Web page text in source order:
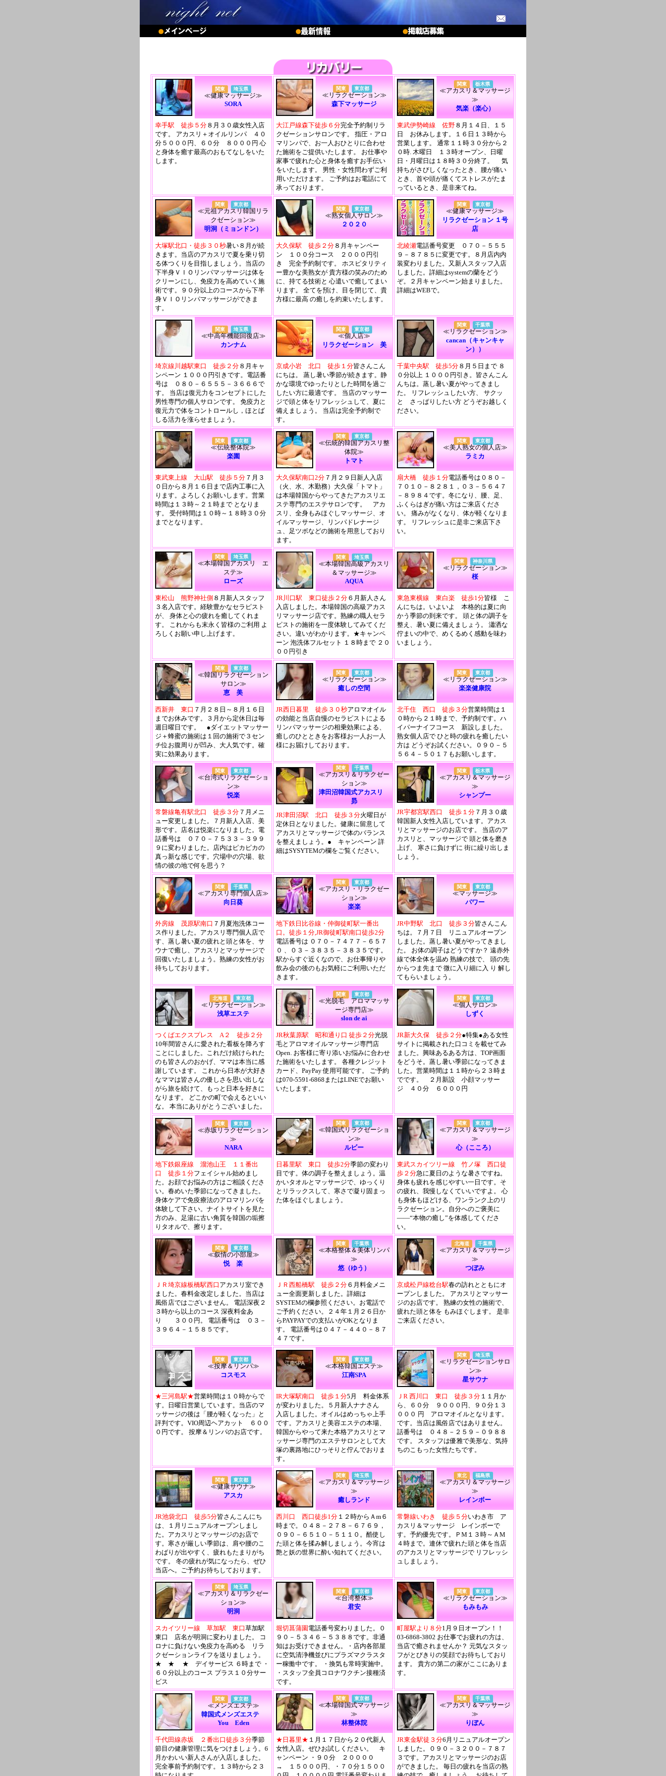
関東 埼玉県
≪健康マッサージ≫
SORA
幸手駅 徒歩５分 ８月３０歳女性入店
です。 アカスリ＋オイルリンパ ４０
分５０００円、６０分 ８０００円 心
と身体を癒す最高のおもてなしをいた
します。
関東 東京都
≪リラクゼーション≫
森下マッサージ
大江戸線森下徒歩６分完全予約制リラ
クゼーションサロンです。 指圧・アロ
マリンパで、お一人おひとりに合わせ
た施術をご提供いたします。 お仕事や
家事で疲れた心と身体を癒すお手伝い
をいたします。 男性・女性問わずご利
用いただけます。 ご予約はお電話にて
承っております。
関東 栃木県
≪アカスリ＆マッサージ
≫
気楽（楽心）
東武伊勢崎線 佐野 ８月１４日、１５
日 お休みします。１６日１３時から
営業します。 通常１１時３０分から２
０時. 木曜日 １３時オープン、日曜
日・月曜日は１８時３０分終了。 気
持ちがさびしくなったとき、腰が痛い
とき、首や頭が痛くてストレスがたま
っているとき、是非来てね。
関東 東京都
≪元祖アカスリ韓国リラ
クゼーション≫
明洞（ミョンドン）
大塚駅北口・徒歩３０秒暑い８月が続
きます。当店のアカスリで夏を乗り切
る体つくりを目指しましょう。当店の
下半身ＶＩＯリンパマッサージは体を
クリーンにし、免疫力を高めていく施
術です。９０分以上のコースから下半
身ＶＩＯリンパマッサージができま
す。
関東 東京都
≪熟女個人サロン≫
２０２０
大久保駅 徒歩２分 ８月キャンペー
ン １００分コース ２０００円引
き 完全予約制です。 ホスピタリティ
ー豊かな美熟女が 貴方様の笑みのため
に、持てる技術と 心遣いで癒してまい
ります。 全てを預け、目を閉じて、貴
方様に最高 の癒しを約束いたします。
関東 東京都
≪健康マッサージ≫
リラクゼーション １号
店
北綾瀬電話番号変更 ０７０－５５５
９－８７８５に変更です。８月店内内
装変わりました。又新人スタッフ入店
しました。詳細はsystemの蘭をどう
ぞ。２月キャンペーン始まりました。
詳細はWEBで。
関東 埼玉県
≪中高年機能回復店≫
カンナム
埼京線川越駅東口 徒歩２分 ８月キャ
ンペーン １０００円引きです。電話番
号は ０８０－６５５５－３６６６で
す。 当店は復元力をコンセプトにした
男性専門の個人サロンです。 免疫力と
復元力で体をコントロールし，ほとば
しる活力を涨らせましょう。
関東 東京都
≪個人店≫
リラクゼーション 美
京成小岩 北口 徒歩１分皆さんこん
にちは。 蒸し暑い季節が続きます。静
かな環境でゆったりとした時間を過ご
したい方に最適です。 当店のマッサー
ジで頭と体をリフレッシュして、夏に
備えましょう。 当店は完全予約制で
す。
関東 千葉県
≪リラクゼーション≫
cancan（キャンキャ
ン））
千葉中央駅 徒歩5分 ８月５日まで ８
０分以上 １０００円引き。皆さんこん
んちは。蒸し暑い夏がやってきまし
た。 リフレッシュしたい方、 サクッ
と さっぱりしたい方 どうぞお越しく
ださい。
関東 東京都
≪伝統整体院≫
楽園
東武東上線 大山駅 徒歩５分 ７月３
０日から８月１６日まで店内工事に入
ります。よろしくお願いします。営業
時間は１３時～２１時まで となりま
す。 受付時間は１０時～１８時３０分
までとなります。
関東 東京都
≪伝統的韓国アカスリ整
体院≫
トマト
大久保駅南口2分 ７月２９日新人入店
（火、水、木勤務）大久保「トマト」
は本場韓国からやってきたアカスリエ
ステ専門のエステサロンです。 アカ
スリ、全身もみほぐしマッサージ、オ
イルマッサージ、リンパドレナージ
ュ、足ツボなどの施術を用意しており
ます。
関東 東京都
≪美人熟女の個人店≫
ラミカ
扇大橋 徒歩１分電話番号は０８０－
７０１０－８２８１，０３－５６４７
－８９８４です。冬になり、腰、足、
ふくらはぎが痛い方はご来店くださ
い。 痛みがなくなり、体が軽くなりま
す。 リフレッシュに是非ご来店下さ
い。
関東 埼玉県
≪本場韓国アカスリ エ
ステ≫
ローズ
東松山 熊野神社側 ８月新人スタッフ
３名入店です。経験豊かなセラピスト
が、 身体と心の疲れを癒してくれま
す。 これからも末永く皆様のご利用 よ
ろしくお願い申し上げます。
関東 埼玉県
≪本場韓国高級アカスリ
＆マッサージ≫
AQUA
JR川口駅 東口徒歩２分 ６月新人さん
入店しました。本場韓国の高級アカス
リマッサージ店です。熟練の職人セラ
ピストの施術を一度体験してみてくだ
さい。違いがわかります。★キャンペ
ーン 泡洗体フルセット １８時まで ２０
００円引き
関東 神奈川県
≪リラクゼーション≫
桜
東急東横線 東白楽 徒歩1分皆様 こ
んにちは。いよいよ 本格的は夏に向
かう季節の到来です。 頭と体の調子を
整え、暑い夏に備えましょう。 瀟洒な
佇まいの中で、めくるめく感動を味わ
いましょう。
関東 東京都
≪韓国リラクゼーション
サロン≫
恵 美
西新井 東口 ７月２８日～８月１６日
までお休みです。３月から定休日は毎
週日曜日です。 ●ダイエットマッサー
ジ＋蜂蜜の施術は１回の施術で３セン
チ位お腹周りが凹み、大人気です。確
実に効果あります。
関東 東京都
≪リラクゼーション≫
癒しの空間
JR西日暮里 徒歩３０秒アロマオイル
の効能と当店自慢のセラピストによる
リンパマッサージの相乗効果による、
癒しのひとときをお客様お一人お一人
様にお届けしております。
関東 東京都
≪リラクぜーション≫
楽楽健康院
北千住 西口 徒歩３分営業時間は１
０時から２１時まで、予約制です。ハ
イパーナイフコース 新設しました。
熟女個人店で ひと時の疲れを癒したい
方は どうぞお試ください。０９０－５
５６４－５０１７もお願いします。
関東 東京都
≪台湾式リラクゼーショ
ン≫
悦楽
常磐線亀有駅北口 徒歩３分 ７月メニ
ュー変更しました。７月新人入店、美
形です。店名は悦楽になりました。電
話番号は ０７０－７５３３－３９９
９に変わりました。店内はピカピカの
真っ新な感じです。穴場中の穴場、欲
情の彼の地で何を思う？
関東 千葉県
≪アカスリ＆リラクゼー
ション≫
津田沼韓国式アカスリ
昴
JR津田沼駅 北口 徒歩３分火曜日が
定休日となりました。健康に留意して
アカスリとマッサージで体のバランス
を整えましょう。● キャンペーン 詳
細はSYSYTEMの欄をご覧ください。
関東 栃木県
≪アカスリ＆マッサージ
≫
シャンプー
JR宇都宮駅西口 徒歩１分 ７月３０歳
韓国新人女性入店しています。アカス
リとマッサージのお店です。 当店のア
カスリと、マッサージで 頭と体を磨き
上げ、 寒さに負けずに 街に繰り出しま
しょう。
関東 千葉県
≪アカスリ専門個人店≫
向日葵
外房線 茂原駅南口 ７月夏泡洗体コー
ス作りました。アカスリ専門個人店で
す、蒸し暑い夏の疲れと頭と体を、サ
ウナで癒し、アカスリとマッサージで
回復いたしましょう。熟練の女性がお
待ちしております。
関東 東京都
≪アカスリ・リラクゼー
ション≫
楽楽
地下鉄日比谷線・仲御徒町駅一番出
口。徒歩１分,JR御徒町駅南口徒歩2分
電話番号は ０７０－７４７７－６５７
０ 、０３－３８３５－３８３５です。
駅からすぐ近くなので、お仕事帰りや
飲み会の後のもお気軽にご利用いただ
きます。
関東 東京都
≪マッサージ≫
パワー
JR中野駅 北口 徒歩３分皆さんこん
ちは。７月７日 リニュアルオープン
しました。蒸し暑い夏がやってきまし
た。 お体の調子はどうですか？ 遠赤外
線で体全体を温め 熟練の技で、 頭の先
からつま先まで 微に入り細に入 り 解し
てもらいましょう。
北海道 東京都
≪リラクゼーション≫
浅草エステ
つくばエクスプレス A２ 徒歩２分
10年間皆さんに愛された看板を降ろす
ことにしました。これだけ続けられた
のも皆さんのおかげ、ママは本当に感
謝しています。 これから日本が大好き
なママは皆さんの優しさを思い出しな
がら旅を続けて、もっと日本を好きに
なります。 どこかの町で会えるといい
な。 本当にありがとうございました。
関東 東京都
≪光脱毛 アロママッサ
ージ専門店≫
slon de ai
JR秋葉原駅 昭和通り口 徒歩２分光脱
毛とアロマオイルマッサージ専門店
Open. お客様に寄り添いお悩みに合わせ
た施術をいたします。 各種クレジット
カード、PayPay 使用可能です。 ご予約
は070-5591-6868またはLINEでお願い
いたします。
関東 東京都
≪個人サロン≫
しずく
JR新大久保 徒歩２分●特集●ある女性
サイトに掲載された口コミを載せてみ
ました。興味あるある方は、TOP画面
をどうそ。蒸し暑い季節になってきま
した。営業時間は１１時から２３時ま
でです。 ２月新設 小顔マッサー
ジ ４０分 ６０００円
関東 東京都
≪赤坂リラクゼーション
≫
NARA
地下鉄銀座線 溜池山王 １１番出
口 徒歩１分フェイシャル始めまし
た。お顔でお悩みの方はご相談くださ
い。春めいた季節になってきました。
身体ケアで免疫療法のアロマリンパを
体験して下さい。ナイトサイトを見た
方のみ、足湯に古い角質を韓国の垢擦
りタオルで、擦ります。
関東 東京都
≪韓国式リラクゼーショ
ン≫
ルビー
日暮里駅 東口 徒歩2分季節の変わり
目です。体の調子を整えましょう。温
かいタオルとマッサージで、ゆっくり
とリラックスして、寒さで凝り固まっ
た体をほぐしましょう。
関東 東京都
≪アカスリ＆マッサージ
≫
心（こころ）
東武スカイツリー線 竹ノ塚 西口徒
歩２分急に夏日のような暑さですね。
身体も疲れを感じやすい一日です。そ
の疲れ、我慢しなくていいですよ。 心
も身体もほどける、ワンランク上のリ
ラクゼーション。自分へのご褒美に
――“本物の癒し”を体感してくださ
い。
関東 東京都
≪叙情の小部屋≫
悦 楽
ＪＲ埼京線板橋駅西口 アカスリ室でき
ました。春料金改定しました。当店は
風俗店ではございません。 電話深夜２
３時から以上のコース 深夜料金あ
り ３００円。 電話番号は ０３－
３９６４－１５８５です。
関東 千葉県
≪本格整体＆美体リンパ
≫
悠（ゆう）
ＪＲ西船橋駅 徒歩２分 ６月料金メニ
ュー全面更新しました。詳細は
SYSTEMの欄参照ください。お電話で
ご予約ください。２４年１月２６日か
らPAYPAYでの支払いがOKとなりま
す。 電話番号は０４７－４４０－８７
４７です。
北海道 千葉県
≪アカスリ＆マッサージ
≫
つぼみ
京成松戸線稔台駅春の訪れとともにオ
ープンしました。 アカスリとマッサー
ジのお店です。 熟練の女性の施術で、
疲れた頭と体を もみほぐします。 是非
ご来店ください。
関東 東京都
≪按摩＆リンパ≫
コスモス
★三河島駅★営業時間は１０時からで
す。日曜日営業しています。当店のマ
ッサージの後は「腰が軽くなった」と
評判です。VIO周辺ヘアカット ６００
０円です。 按摩＆リンパのお店です。
関東 東京都
≪本格韓国エステ≫
江南SPA
IR大塚駅南口 徒歩１分5月 料金体系
が変わりました。５月新人ナナさん
入店しました。オイルはめっちゃ上手
です。アカスリと美容エステの本場、
韓国からやって来た本格アカスリとマ
ッサージ専門のエステサロンとして大
塚の裏路地にひっそりと佇んでおりま
す。
関東 埼玉県
≪リラクゼーションサロ
ン≫
星サウナ
ＪR 西川口 東口 徒歩３分 １１月か
ら、６０分 ９０００円、９０分１３
０００ 円 アロマオイルとなります。
です。当店は風俗店ではありません。
話番号は ０４８－２５９－０９８８
です。 スタッフは優雅で美形な、気持
ちのこもった女性たちです。
関東 東京都
≪健康サウナ≫
アスカ
JR池袋北口 徒歩5分皆さんこんにち
は、１月リニュアルオープンしまし
た。アカスリとマッサージのお店で
す。寒さが厳しい季節は、肩や腰のこ
わばりが出やすく、疲れもたまりがち
です。 冬の疲れが気になったら、ぜひ
当店へ。ご予約お待ちしております。
関東 埼玉県
≪アカスリ＆マッサージ
≫
癒しランド
西川口 西口徒歩1分 １２時からＡm６
時まで。０４８－２７８－６７６９，
０９０－６５１０－５１１０。酷使し
た頭と体を揉み解しましょう。今宵は
艶と妖の世界に酔い知れてください。
東北 福島県
≪アカスリ＆マッサージ
≫
レインボー
常磐線いわき 徒歩５分いわき市 ア
カスリ＆マッサージ レインボーで
す。予約優先です。ＰM１３時～ＡM
４時まで。連休で疲れた頭と体を当店
のアカスリとマッサージで リフレッシ
ュしましょう。
関東 埼玉県
≪アカスリ＆リラクゼー
ション≫
明洞
スカイツリー線 草加駅 東口草加駅
東口 店名が明洞に変わりました。 コ
ロナに負けない免疫力を高める リラ
クゼーションライフを送りましょう。
★ ★ ★ デイサービス ６時まで ・
６０分以上のコース プラス１０分サー
ビス
関東 東京都
≪台湾整体≫
君安
堀切菖蒲園 電話番号変わりました。０
９０－５３４６－５３８８です。非通
知はお受けできません。・店内各部屋
に空気清浄機並びにプラズマクラスタ
ー稼働中です。 ・換気も常時実施中。
・スタッフ全員コロナワクチン接種済
です。
関東 東京都
≪リラクゼーション≫
もみもみ
町屋駅より８分1月９日オープン！！
03-6868-3802 お仕事でお疲れの方は、
当店で癒されませんか？ 元気なスタッ
フがとびきりの笑顔でお待ちしており
ます。 貴方の第二の家がここにありま
す。
関東 東京都
≪メンズエステ≫
韓国式メンズエステ
You Eden
千代田線赤坂 ２番出口徒歩３分季節
節目の健康管理に気をつけましょう。6
月かわいい新人さんが入店しました。
完全事前予約制です。１３時から２３
関東 東京都
≪本場韓国式マッサージ
≫
林整体院
★日暮里★ １月１７日から２０代新人
女性入店。ぜひお試しください。 キ
ャンペーン ・９０分 ２００００
→ １５０００円、・７０分１５００
関東 千葉県
≪アカスリ＆マッサージ
≫
りぼん
JR東金駅徒３分6月リニュアルオープン
しました。０９０－３２００－７８７
３です。アカスリとマッサージのお店
ができました。 毎日の疲れを当店の熟